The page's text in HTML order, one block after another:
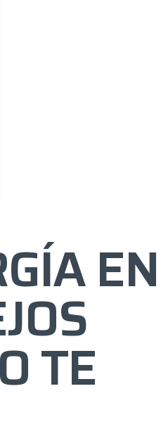
EN
TE